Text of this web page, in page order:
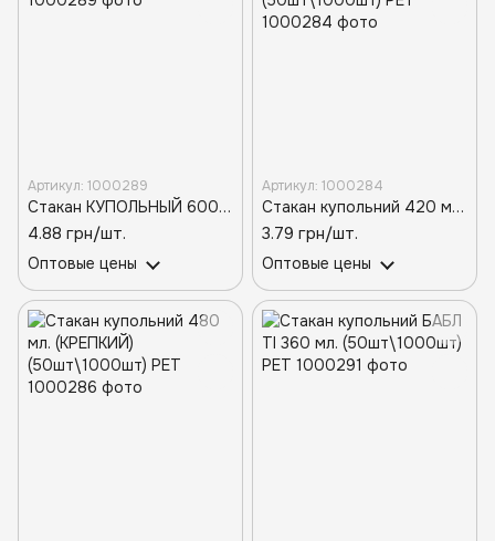
Артикул: 1000289
Стакан КУПОЛЬНЫЙ 600 мл. (25\500) PET
4.88 грн/шт.
Оптовые цены
Артикул: 1000284
Стакан купольний 420 мл. (КРЕПКИЙ) (50шт\1000шт) PET
3.79 грн/шт.
Оптовые цены